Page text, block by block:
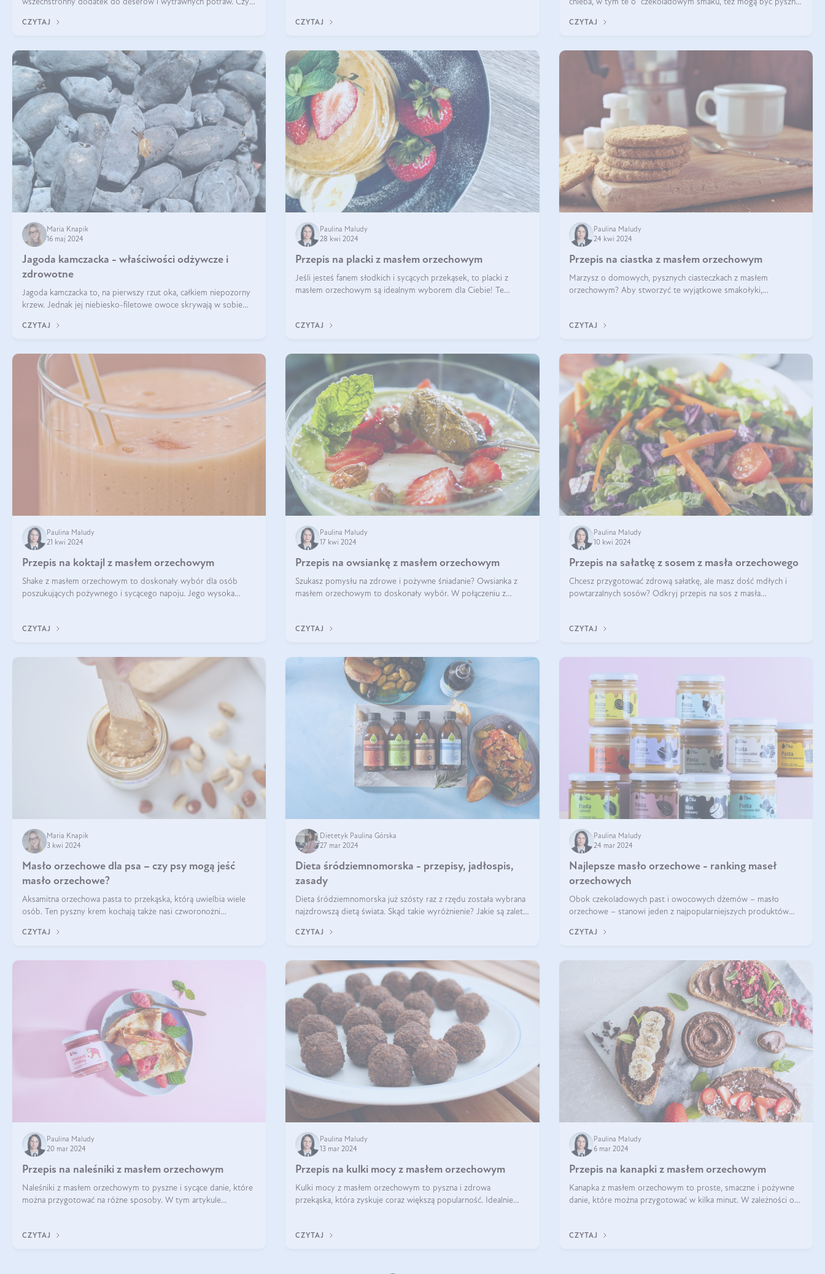
wszechstronny dodatek do deserów i wytrawnych potraw. Czy
każdy może się ni
CZYTAJ CZYTAJ
chleba, w tym te o czekoladowym smaku, też mogą być pyszne.
CZYTAJ
Maria Knapik
16 maj 2024
Jagoda kamczacka - właściwości odżywcze i
zdrowotne
Jagoda kamczacka to, na pierwszy rzut oka, całkiem niepozorny
krzew. Jednak jej niebiesko-filetowe owoce skrywają w sobie
w tym wpisie!
CZYTAJ
Paulina Maludy
28 kwi 2024
Przepis na placki z masłem orzechowym
Jeśli jesteś fanem słodkich i sycących przekąsek, to placki z
masłem orzechowym są idealnym wyborem dla Ciebie! Te
CZYTAJ
Paulina Maludy
24 kwi 2024
Przepis na ciastka z masłem orzechowym
Marzysz o domowych, pysznych ciasteczkach z masłem
orzechowym? Aby stworzyć te wyjątkowe smakołyki,
CZYTAJ
Paulina Maludy
21 kwi 2024
Przepis na koktajl z masłem orzechowym
Shake z masłem orzechowym to doskonały wybór dla osób
poszukujących pożywnego i sycącego napoju. Jego wysoka
CZYTAJ
Paulina Maludy
17 kwi 2024
Przepis na owsiankę z masłem orzechowym
Szukasz pomysłu na zdrowe i pożywne śniadanie? Owsianka z
masłem orzechowym to doskonały wybór. W połączeniu z
CZYTAJ
Paulina Maludy
10 kwi 2024
Przepis na sałatkę z sosem z masła orzechowego
Chcesz przygotować zdrową sałatkę, ale masz dość mdłych i
powtarzalnych sosów? Odkryj przepis na sos z masła
CZYTAJ
Maria Knapik
3 kwi 2024
Masło orzechowe dla psa – czy psy mogą jeść
masło orzechowe?
Aksamitna orzechowa pasta to przekąska, którą uwielbia wiele
osób. Ten pyszny krem kochają także nasi czworonożni
Czy jest ono bezpieczne d
CZYTAJ
Dietetyk Paulina Górska
27 mar 2024
Dieta śródziemnomorska - przepisy, jadłospis,
zasady
Dieta śródziemnomorska już szósty raz z rzędu została wybrana
najzdrowszą dietą świata. Skąd takie wyróżnienie? Jakie są zalety
Wszystko z
CZYTAJ
Paulina Maludy
24 mar 2024
Najlepsze masło orzechowe - ranking maseł
orzechowych
Obok czekoladowych past i owocowych dżemów – masło
orzechowe – stanowi jeden z najpopularniejszych produktów
naturalne to skarbnica protein ora
CZYTAJ
Paulina Maludy
20 mar 2024
Przepis na naleśniki z masłem orzechowym
Naleśniki z masłem orzechowym to pyszne i sycące danie, które
można przygotować na różne sposoby. W tym artykule
CZYTAJ
Paulina Maludy
13 mar 2024
Przepis na kulki mocy z masłem orzechowym
Kulki mocy z masłem orzechowym to pyszna i zdrowa
przekąska, która zyskuje coraz większą popularność. Idealnie
CZYTAJ
Paulina Maludy
6 mar 2024
Przepis na kanapki z masłem orzechowym
Kanapka z masłem orzechowym to proste, smaczne i pożywne
danie, które można przygotować w kilka minut. W zależności od
CZYTAJ